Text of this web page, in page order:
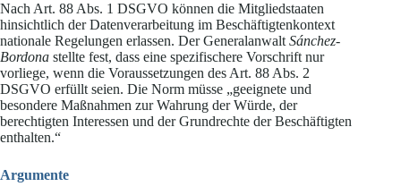
Nach Art. 88 Abs. 1 DSGVO können die Mitgliedstaaten
hinsichtlich der Datenverarbeitung im Beschäftigtenkontext
nationale Regelungen erlassen. Der Generalanwalt Sánchez-
Bordona stellte fest, dass eine spezifischere Vorschrift nur
vorliege, wenn die Voraussetzungen des Art. 88 Abs. 2
DSGVO erfüllt seien. Die Norm müsse „geeignete und
besondere Maßnahmen zur Wahrung der Würde, der
berechtigten Interessen und der Grundrechte der Beschäftigten
enthalten.“
Argumente